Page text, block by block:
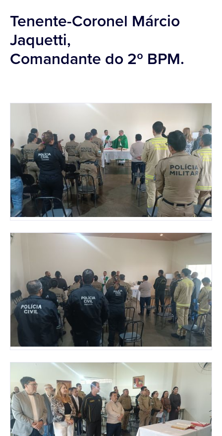
Tenente-Coronel Márcio
Jaquetti,
Comandante do 2º BPM.